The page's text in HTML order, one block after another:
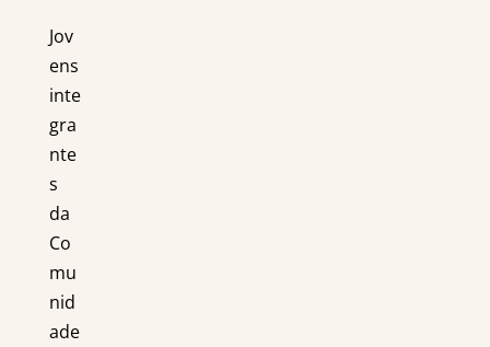
Jov
ens
inte
gra
nte
s
da
Co
mu
nid
ade